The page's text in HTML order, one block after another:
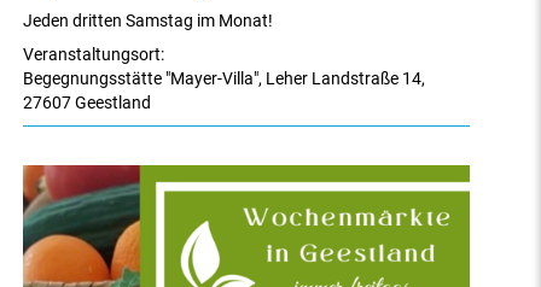
Veranstaltungsort:
Begegnungsstätte "Mayer-Villa", Leher Landstraße 14,
27607 Geestland
Jeden dritten Samstag im Monat!